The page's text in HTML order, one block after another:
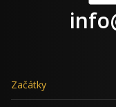
Začátky